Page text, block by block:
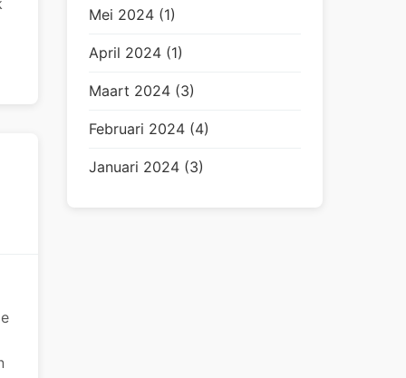
Mei 2024 (1)
April 2024 (1)
Maart 2024 (3)
Februari 2024 (4)
Januari 2024 (3)